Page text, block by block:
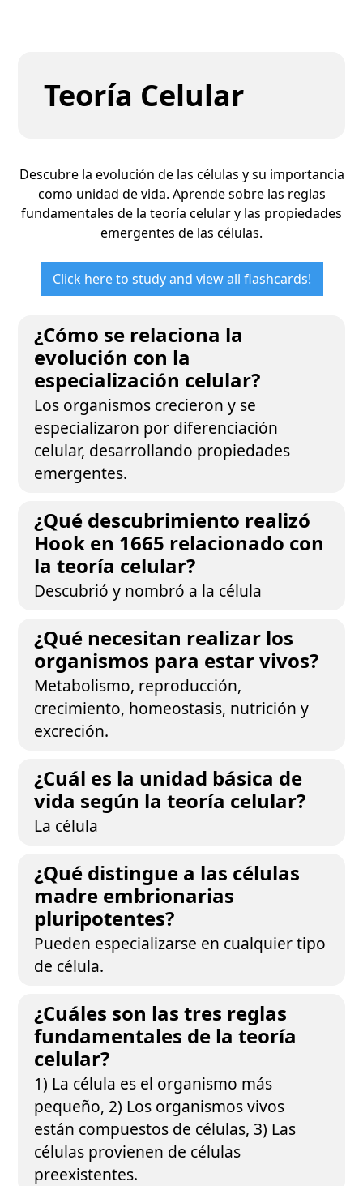
Teoría Celular
Descubre la evolución de las células y su importancia
como unidad de vida. Aprende sobre las reglas
fundamentales de la teoría celular y las propiedades
emergentes de las células.
Click here to study and view all flashcards!
¿Cómo se relaciona la
evolución con la
especialización celular?
Los organismos crecieron y se
especializaron por diferenciación
celular, desarrollando propiedades
emergentes.
¿Qué descubrimiento realizó
Hook en 1665 relacionado con
la teoría celular?
Descubrió y nombró a la célula
¿Qué necesitan realizar los
organismos para estar vivos?
Metabolismo, reproducción,
crecimiento, homeostasis, nutrición y
excreción.
¿Cuál es la unidad básica de
vida según la teoría celular?
La célula
¿Qué distingue a las células
madre embrionarias
pluripotentes?
Pueden especializarse en cualquier tipo
de célula.
¿Cuáles son las tres reglas
fundamentales de la teoría
celular?
1) La célula es el organismo más
pequeño, 2) Los organismos vivos
están compuestos de células, 3) Las
células provienen de células
preexistentes.